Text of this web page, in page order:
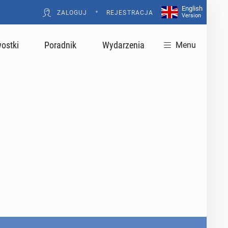
ZALOGUJ • REJESTRACJA
English
Version
Poradnik Wydarzenia Menu